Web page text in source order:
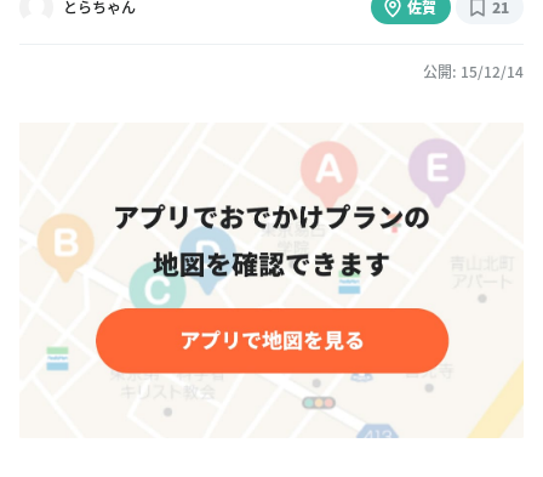
とらちゃん
佐賀 21
公開: 15/12/14